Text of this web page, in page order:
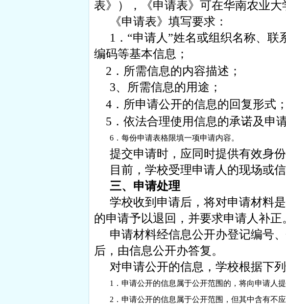
表》），《申请表》可在华南农业大
《申请表》填写要求：
1 ． “申请人 ”姓名或组织名称、联
编码等基本信息；
2 ．所需信息的内容描述；
3、所需信息的用途；
4 ．所申请公开的信息的回复形式；
5 ．依法合理使用信息的承诺及申
6 ．每份申请表格限填一项申请内容。
提交申请时，应同时提供有效身
目前，学校受理申请人的现场或
三、申请处理
学校收到申请后，将对申请材料
的申请予以退回，并要求申请人补正
申请材料经信息公开办登记编号
后，由信息公开办答复。
对申请公开的信息，学校根据下
1 ．申请公开的信息属于公开范围的，将向申请人
2 ．申请公开的信息属于公开范围，但其中含有不